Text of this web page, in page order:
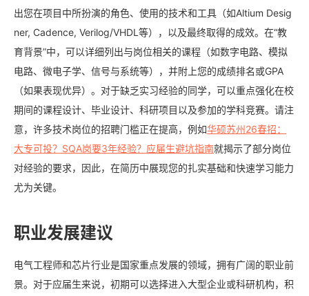
出您在项目中所扮演的角色、使用的技术和工具（如Altium Desig
ner, Cadence, Verilog/VHDL等），以及最终取得的成效。在“教
育背景”中，可以详细列出与岗位相关的课程（如数字电路、模拟
电路、微电子学、信号与系统等），并附上您的成绩排名或GPA
（如果表现优异）。对于缺乏实习经验的同学，可以重点强化在校
期间的课程设计、毕业设计、科研项目以及参加的学科竞赛。请注
意，许多技术岗位的招聘门槛正在提高，例如华硕苏州26春招：
大专可投？SQA岗要3年经验？应届生避坑指南就揭示了部分岗位
对经验的要求，因此，在简历中展现您的扎实基础和快速学习能力
尤为关键。
职业发展建议
电气工程师和芯片行业是国家重点发展的领域，拥有广阔的职业前
景。对于应届生来说，初期可以选择进入大型企业或科研机构，积